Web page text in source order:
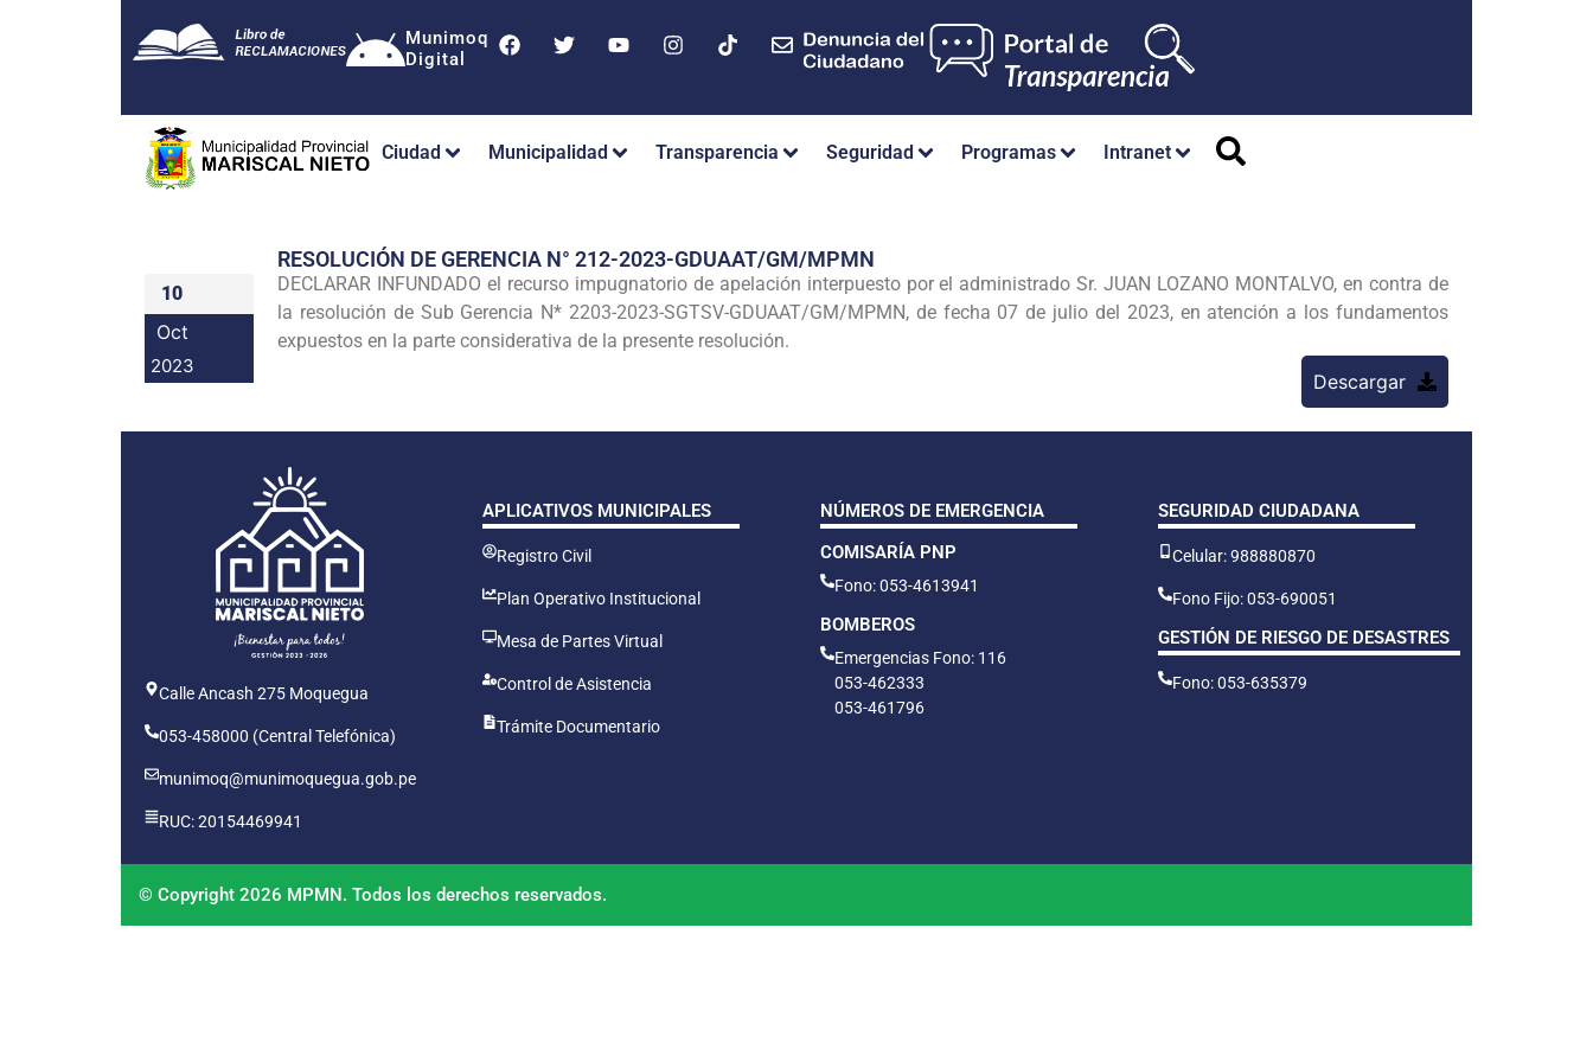
Munimoq
Digital
Ciudad Municipalidad Transparencia Seguridad Programas Intranet
10
Oct
2023
RESOLUCIÓN DE GERENCIA N° 212-2023-GDUAAT/GM/MPMN
DECLARAR INFUNDADO el recurso impugnatorio de apelación interpuesto por el administrado Sr. JUAN LOZANO MONTALVO, en contra de
la resolución de Sub Gerencia N* 2203-2023-SGTSV-GDUAAT/GM/MPMN, de fecha 07 de julio del 2023, en atención a los fundamentos
expuestos en la parte considerativa de la presente resolución.
Descargar
Calle Ancash 275 Moquegua
053-458000 (Central Telefónica)
munimoq@munimoquegua.gob.pe
RUC: 20154469941
APLICATIVOS MUNICIPALES
Registro Civil
Plan Operativo Institucional
Mesa de Partes Virtual
Control de Asistencia
Trámite Documentario
NÚMEROS DE EMERGENCIA
COMISARÍA PNP
Fono: 053-4613941
BOMBEROS
Emergencias Fono: 116
053-462333
053-461796
SEGURIDAD CIUDADANA
Celular: 988880870
Fono Fijo: 053-690051
GESTIÓN DE RIESGO DE DESASTRES
Fono: 053-635379
© Copyright 2026 MPMN. Todos los derechos reservados.